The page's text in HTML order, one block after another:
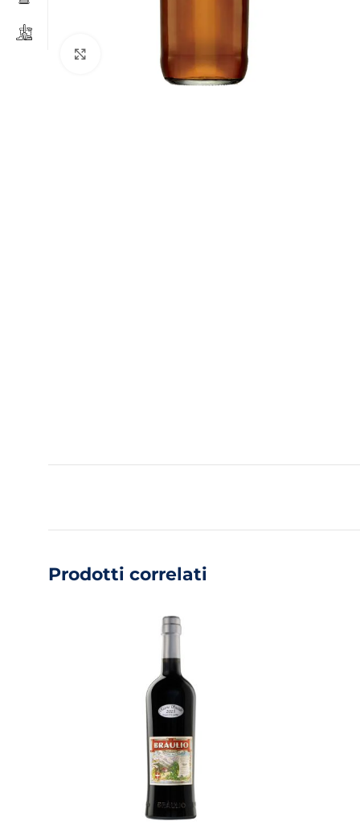
Clicca per ingrandire
Prodotti correlati